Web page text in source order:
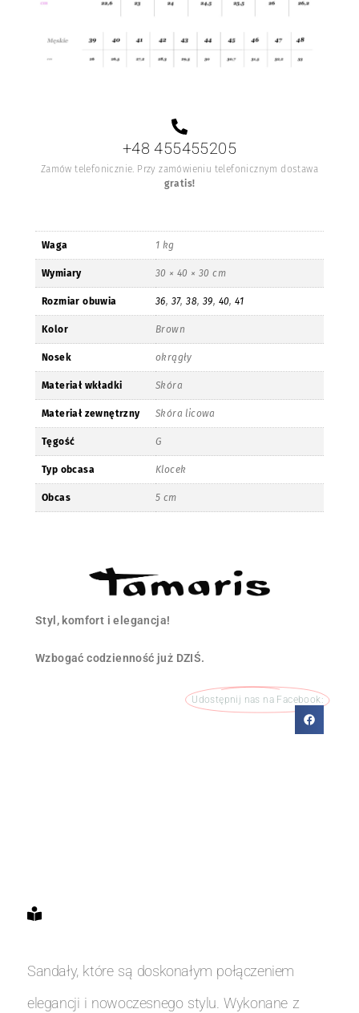
+48 455455205
Zamów telefonicznie. Przy zamówieniu telefonicznym dostawa
gratis!
Waga 1 kg
Wymiary 30 × 40 × 30 cm
Rozmiar obuwia 36, 37,38, 39, 40,41
Kolor Brown
Nosek okrągły
Materiał wkładki Skóra
Materiał zewnętrzny Skóra licowa
Tęgość G
Typ obcasa Klocek
Obcas 5 cm
Styl, komfort i elegancja!
Wzbogać codzienność już DZIŚ.
Udostępnij nas na Facebook:
Sandały, które są doskonałym połączeniem
elegancji i nowoczesnego stylu. Wykonane z